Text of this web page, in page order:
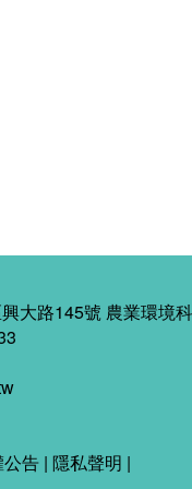
大路145號 農業環境
告| 隱私聲明 |